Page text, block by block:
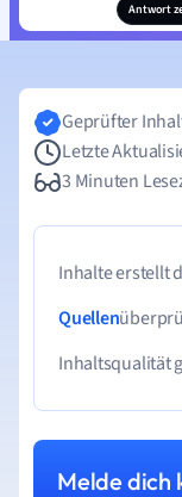
Antwort
Geprüfter
Letzte
3 Minuten
Inhalte erstellt
Quellen
Inhaltsqualität
Melde dich